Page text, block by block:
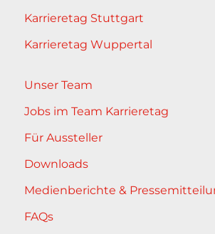
Karrieretag Stuttgart
Karrieretag Wuppertal
Unser Team
Jobs im Team Karrieretag
Für Aussteller
Downloads
Medienberichte &
FAQs